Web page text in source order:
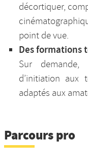
décortiquer,
point de vue.
Des formations
Sur
d’initiation aux
adaptés aux
Parcours pro